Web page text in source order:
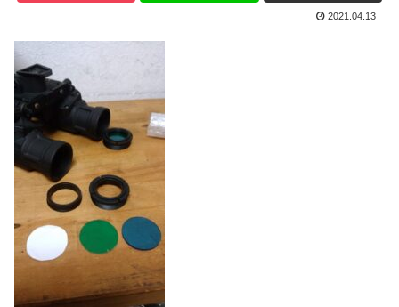
2021.04.13